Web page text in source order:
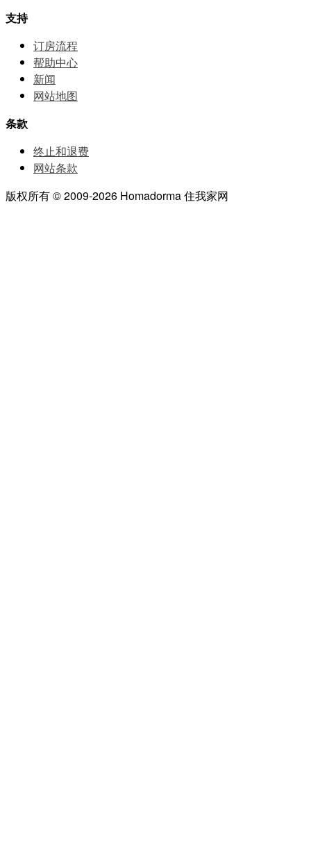
支持
订房流程
帮助中⼼
新闻
网站地图
条款
终止和退费
网站条款
版权所有 © 2009-2026 Homadorma 住我家网